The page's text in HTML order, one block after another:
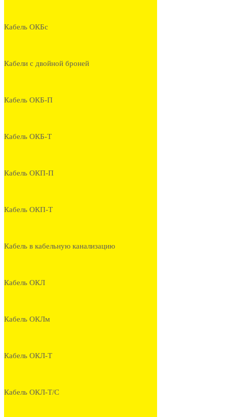
Кабель ОКБс
Кабели с двойной броней
Кабель ОКБ-П
Кабель ОКБ-Т
Кабель ОКП-П
Кабель ОКП-Т
Кабель в кабельную канализацию
Кабель ОКЛ
Кабель ОКЛм
Кабель ОКЛ-Т
Кабель ОКЛ-Т/С